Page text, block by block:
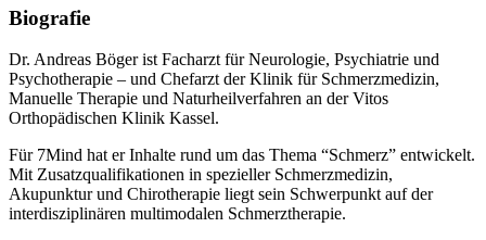
Biografie
Dr. Andreas Böger ist Facharzt für Neurologie, Psychiatrie und
Psychotherapie – und Chefarzt der Klinik für Schmerzmedizin,
Manuelle Therapie und Naturheilverfahren an der Vitos
Orthopädischen Klinik Kassel.
Für 7Mind hat er Inhalte rund um das Thema “Schmerz” entwickelt.
Mit Zusatzqualifikationen in spezieller Schmerzmedizin,
Akupunktur und Chirotherapie liegt sein Schwerpunkt auf der
interdisziplinären multimodalen Schmerztherapie.